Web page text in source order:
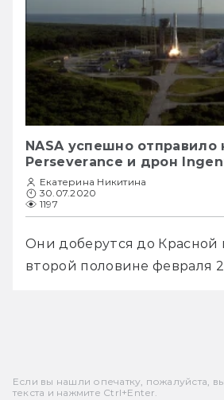
NASA успешно отправило
Perseverance и дрон
Екатерина Никитина
30.07.2020
1197
Они доберутся до Красной
второй половине февраля
Если вы нашли опечатку, пожалуйста,
текста и нажмите Ctrl+Enter.